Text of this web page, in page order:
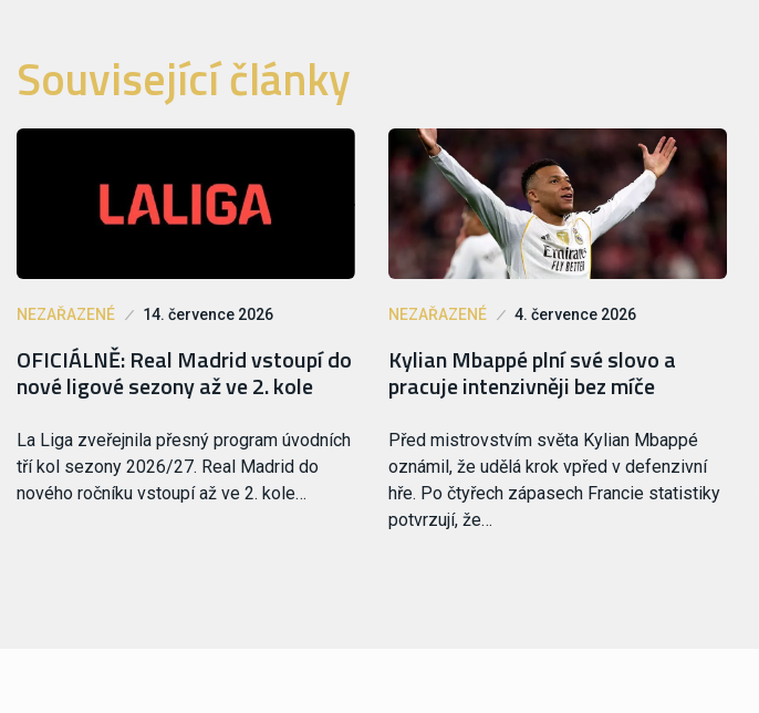
Související články
NEZAŘAZENÉ 14. července 2026
OFICIÁLNĚ: Real Madrid vstoupí do
nové ligové sezony až ve 2. kole
La Liga zveřejnila přesný program úvodních
tří kol sezony 2026/27. Real Madrid do
nového ročníku vstoupí až ve 2. kole…
NEZAŘAZENÉ 4. července 2026
Kylian Mbappé plní své slovo a
pracuje intenzivněji bez míče
Před mistrovstvím světa Kylian Mbappé
oznámil, že udělá krok vpřed v defenzivní
hře. Po čtyřech zápasech Francie statistiky
potvrzují, že…